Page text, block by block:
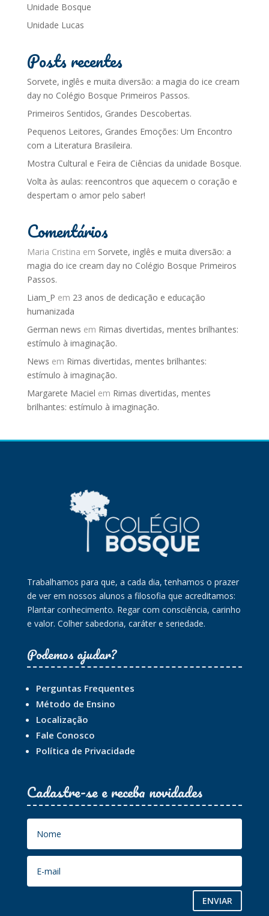
Unidade Bosque
Unidade Lucas
Posts recentes
Sorvete, inglês e muita diversão: a magia do ice cream
day no Colégio Bosque Primeiros Passos.
Primeiros Sentidos, Grandes Descobertas.
Pequenos Leitores, Grandes Emoções: Um Encontro
com a Literatura Brasileira.
Mostra Cultural e Feira de Ciências da unidade Bosque.
Volta às aulas: reencontros que aquecem o coração e
despertam o amor pelo saber!
Comentários
Maria Cristina em Sorvete, inglês e muita diversão: a
magia do ice cream day no Colégio Bosque Primeiros
Passos.
Liam_P em 23 anos de dedicação e educação
humanizada
German news em Rimas divertidas, mentes brilhantes:
estímulo à imaginação.
News em Rimas divertidas, mentes brilhantes:
estímulo à imaginação.
Margarete Maciel em Rimas divertidas, mentes
brilhantes: estímulo à imaginação.
Trabalhamos para que, a cada dia, tenhamos o prazer
de ver em nossos alunos a filosofia que acreditamos:
Plantar conhecimento. Regar com consciência, carinho
e valor. Colher sabedoria, caráter e seriedade.
Podemos ajudar?
Perguntas Frequentes
Método de Ensino
Localização
Fale Conosco
Política de Privacidade
Cadastre-se e receba novidades
ENVIAR